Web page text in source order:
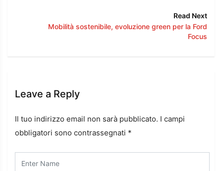
Read Next
Mobilità sostenibile, evoluzione green per la Ford
Focus
Leave a Reply
Il tuo indirizzo email non sarà pubblicato. I campi
obbligatori sono contrassegnati *